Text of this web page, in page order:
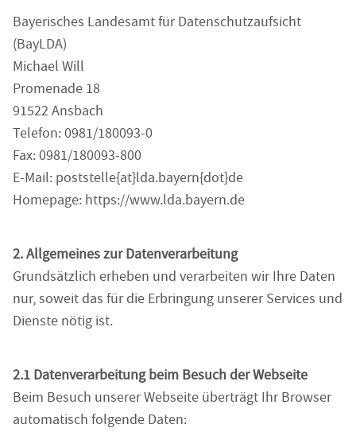
Bayerisches Landesamt für Datenschutzaufsicht
(BayLDA)
Michael Will
Promenade 18
91522 Ansbach
Telefon: 0981/180093-0
Fax: 0981/180093-800
E-Mail: poststelle{at}lda.bayern{dot}de
Homepage: https://www.lda.bayern.de
2. Allgemeines zur Datenverarbeitung
Grundsätzlich erheben und verarbeiten wir Ihre Daten
nur, soweit das für die Erbringung unserer Services und
Dienste nötig ist.
2.1 Datenverarbeitung beim Besuch der Webseite
Beim Besuch unserer Webseite überträgt Ihr Browser
automatisch folgende Daten: